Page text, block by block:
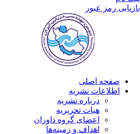
بازیابی رمز عبور
صفحه اصلی
اطلاعات نشریه
درباره نشریه
هیات تحریریه
اعضای گروه داوران
اهداف و زمینه‌ها